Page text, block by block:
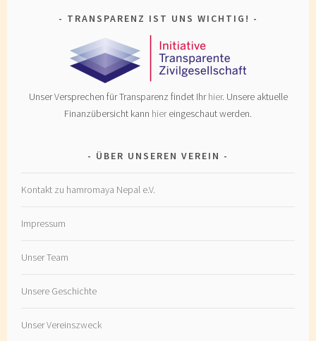
TRANSPARENZ IST UNS WICHTIG!
Unser Versprechen für Transparenz findet Ihrhier. Unsere aktuelle
Finanzübersicht kann hiereingeschaut werden.
ÜBER UNSEREN VEREIN
Kontakt zu hamromaya Nepal e.V.
Impressum
Unser Team
Unsere Geschichte
Unser Vereinszweck